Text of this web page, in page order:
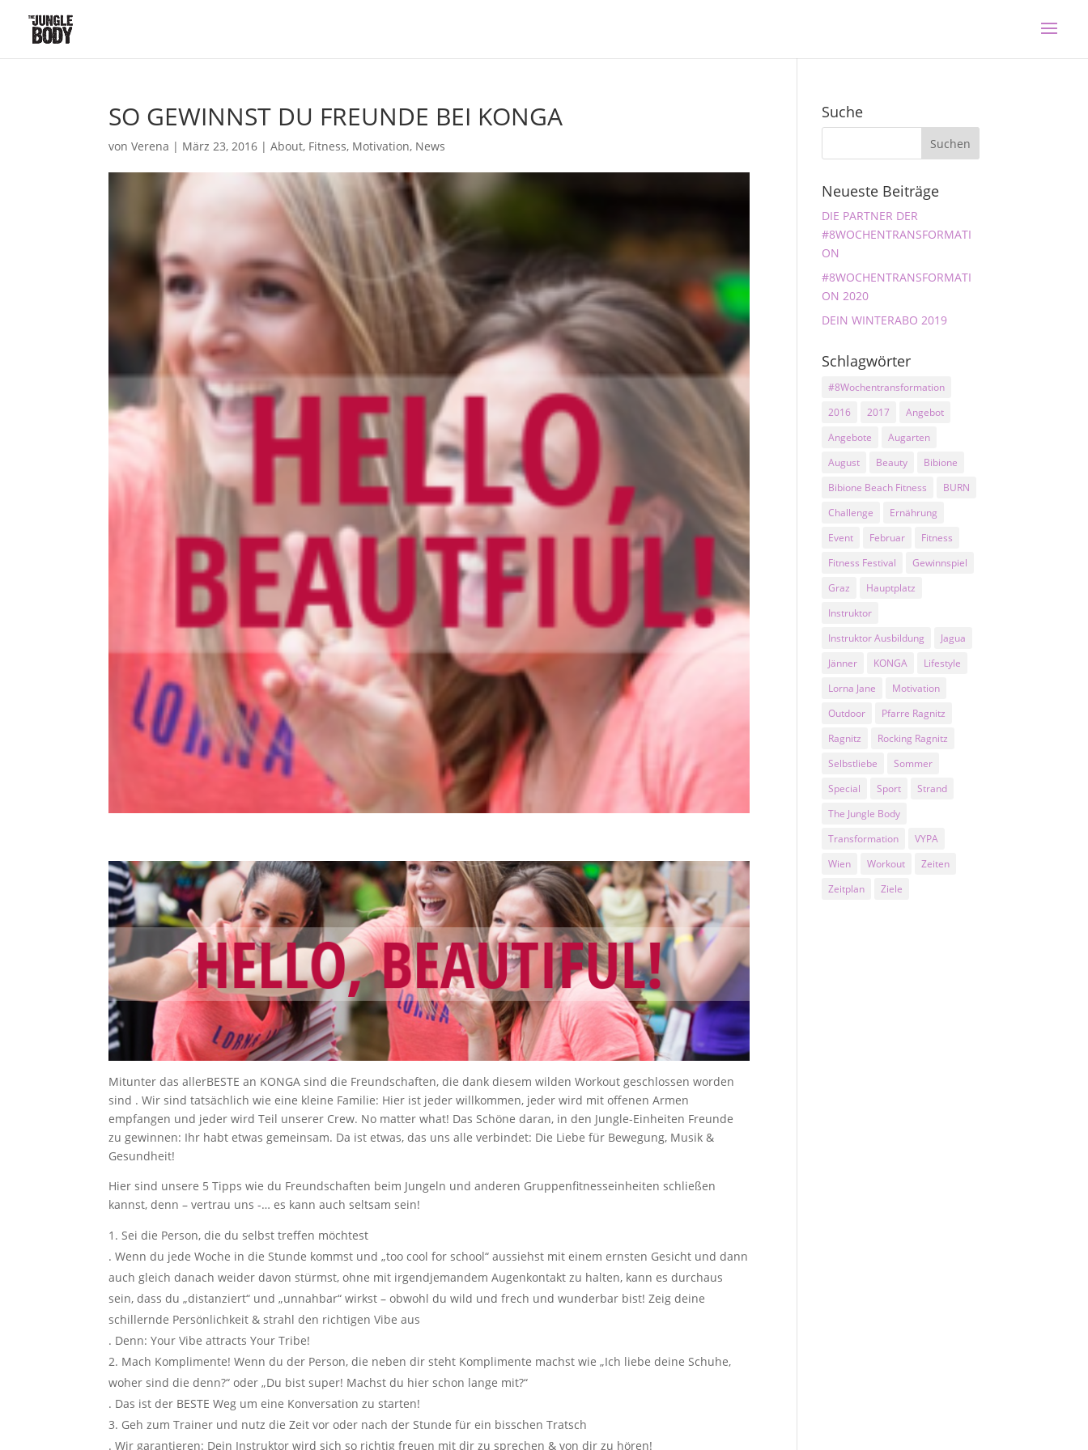
SO GEWINNST DU FREUNDE BEI KONGA
vonVerena | März 23, 2016 |About, Fitness, Motivation, News
Mitunter das allerBESTE an KONGA sind die Freundschaften, die dank diesem wilden Workout geschlossen worden
sind . Wir sind tatsächlich wie eine kleine Familie: Hier ist jeder willkommen, jeder wird mit offenen Armen
empfangen und jeder wird Teil unserer Crew. No matter what! Das Schöne daran, in den Jungle-Einheiten Freunde
zu gewinnen: Ihr habt etwas gemeinsam. Da ist etwas, das uns alle verbindet: Die Liebe für Bewegung, Musik &
Gesundheit!
Hier sind unsere 5 Tipps wie du Freundschaften beim Jungeln und anderen Gruppenfitnesseinheiten schließen
kannst, denn – vertrau uns -… es kann auch seltsam sein!
Sei die Person, die du selbst treffen möchtest
. Wenn du jede Woche in die Stunde kommst und „too cool for school“ aussiehst mit einem ernsten Gesicht und dann
auch gleich danach weider davon stürmst, ohne mit irgendjemandem Augenkontakt zu halten, kann es durchaus
sein, dass du „distanziert“ und „unnahbar“ wirkst – obwohl du wild und frech und wunderbar bist! Zeig deine
schillernde Persönlichkeit & strahl den richtigen Vibe aus
. Denn: Your Vibe attracts Your Tribe!
Mach Komplimente! Wenn du der Person, die neben dir steht Komplimente machst wie „Ich liebe deine Schuhe,
woher sind die denn?“ oder „Du bist super! Machst du hier schon lange mit?“
. Das ist der BESTE Weg um eine Konversation zu starten!
Geh zum Trainer und nutz die Zeit vor oder nach der Stunde für ein bisschen Tratsch
. Wir garantieren: Dein Instruktor wird sich so richtig freuen mit dir zu sprechen & von dir zu hören!
Suche
Neueste Beiträge
DIE PARTNER DER
#8WOCHENTRANSFORMATI
ON
#8WOCHENTRANSFORMATI
ON 2020
DEIN WINTERABO 2019
Schlagwörter
#8Wochentransformation
2016
2017
Angebot
Angebote
Augarten
August
Beauty
Bibione
Bibione Beach Fitness
BURN
Challenge
Ernährung
Event
Februar
Fitness
Fitness Festival
Gewinnspiel
Graz
Hauptplatz
Instruktor
Instruktor Ausbildung
Jagua
Jänner
KONGA
Lifestyle
Lorna Jane
Motivation
Outdoor
Pfarre Ragnitz
Ragnitz
Rocking Ragnitz
Selbstliebe
Sommer
Special
Sport
Strand
The Jungle Body
Transformation
VYPA
Wien
Workout
Zeiten
Zeitplan
Ziele